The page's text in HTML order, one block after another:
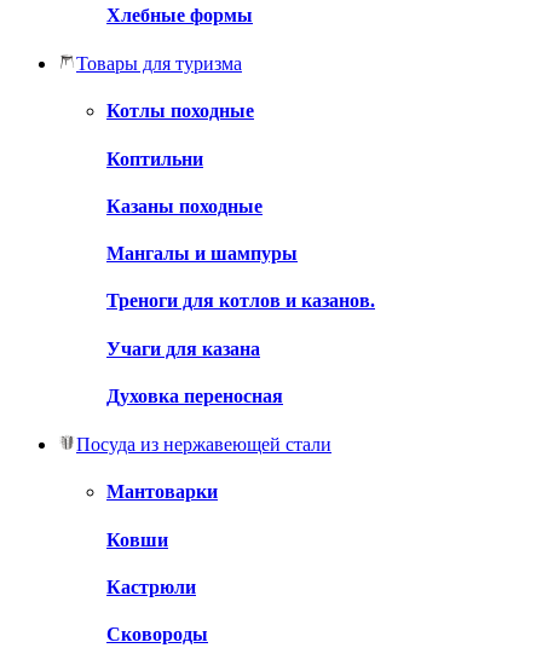
Хлебные формы
Товары для туризма
Котлы походные
Коптильни
Казаны походные
Мангалы и шампуры
Треноги для котлов и казанов.
Учаги для казана
Духовка переносная
Посуда из нержавеющей стали
Мантоварки
Ковши
Кастрюли
Сковороды